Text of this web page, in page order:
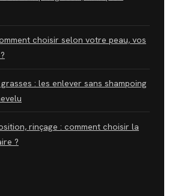
choisir selon votre peau, vos
: les enlever sans shampoing
rinçage : comment choisir la
?